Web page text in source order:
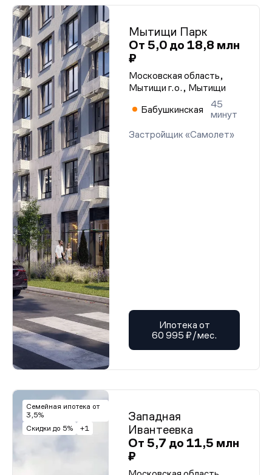
Мытищи Парк
От 5,0 до 18,8 млн
₽
Московская область,
Мытищи г.о., Мытищи
Бабушкинская
45
минут
Застройщик «Самолет»
Ипотека от
60 995 ₽/мес.
Семейная ипотека от
3,5%
Скидки до 5%
+1
Западная
Ивантеевка
От 5,7 до 11,5 млн
₽